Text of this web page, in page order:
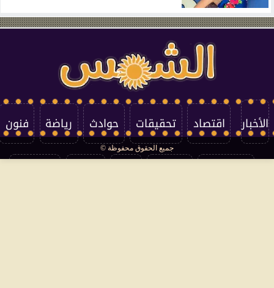
الأخبار اقتصاد تحقيقات حوادث رياضة فنون
جميع الحقوق محفوظة ©